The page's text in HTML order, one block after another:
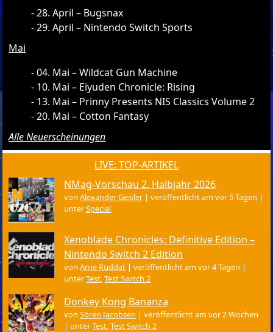
28. April – Bugsnax
29. April – Nintendo Switch Sports
Mai
04. Mai – Wildcat Gun Machine
10. Mai – Eiyuden Chronicle: Rising
13. Mai – Prinny Presents NIS Classics Volume 2
20. Mai – Cotton Fantasy
Alle Neuerscheinungen
LIVE: TOP-ARTIKEL
NMag-Vorschau 2. Halbjahr 2026
vonAlexander Geisler |veröffentlicht am vor 5 Tagen |
unterSpecial
Xenoblade Chronicles: Definitive Edition –
Nintendo Switch 2 Edition
vonArne Ruddat |veröffentlicht am vor 4 Tagen |
unterTest,Test Switch 2
Donkey Kong Bananza
vonSören Jacobsen |veröffentlicht am vor 2 Wochen
| unterTest,Test Switch 2